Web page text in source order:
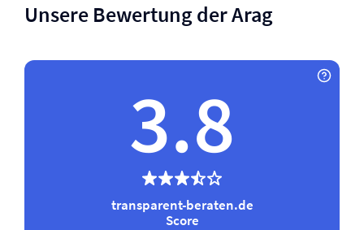
Unsere Bewertung der Arag
3.8
transparent-beraten.de
Score